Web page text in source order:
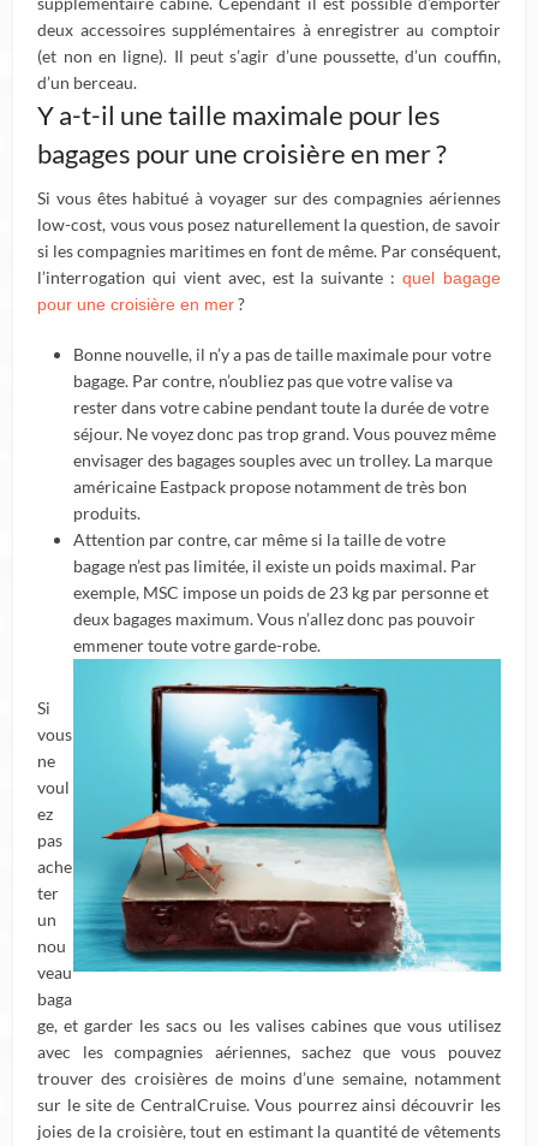
deux accessoires supplémentaires à enregistrer au comptoir
(et non en ligne). Il peut s’agir d’une poussette, d’un couffin,
d’un berceau.
Y a-t-il une taille maximale pour les
bagages pour une croisière en mer ?
Si vous êtes habitué à voyager sur des compagnies aériennes
low-cost, vous vous posez naturellement la question, de savoir
si les compagnies maritimes en font de même. Par conséquent,
l’interrogation qui vient avec, est la suivante : quel bagage
pour une croisière en mer?
Bonne nouvelle, il n’y a pas de taille maximale pour votre
bagage. Par contre, n’oubliez pas que votre valise va
rester dans votre cabine pendant toute la durée de votre
séjour. Ne voyez donc pas trop grand. Vous pouvez même
envisager des bagages souples avec un trolley. La marque
américaine Eastpack propose notamment de très bon
produits.
Attention par contre, car même si la taille de votre
bagage n’est pas limitée, il existe un poids maximal. Par
exemple, MSC impose un poids de 23 kg par personne et
deux bagages maximum. Vous n’allez donc pas pouvoir
emmener toute votre garde-robe.
Si
vous
ne
voul
ez
pas
ache
ter
un
nou
veau
baga
ge, et garder les sacs ou les valises cabines que vous utilisez
avec les compagnies aériennes, sachez que vous pouvez
trouver des croisières de moins d’une semaine, notamment
sur le site de CentralCruise. Vous pourrez ainsi découvrir les
joies de la croisière, tout en estimant la quantité de vêtements